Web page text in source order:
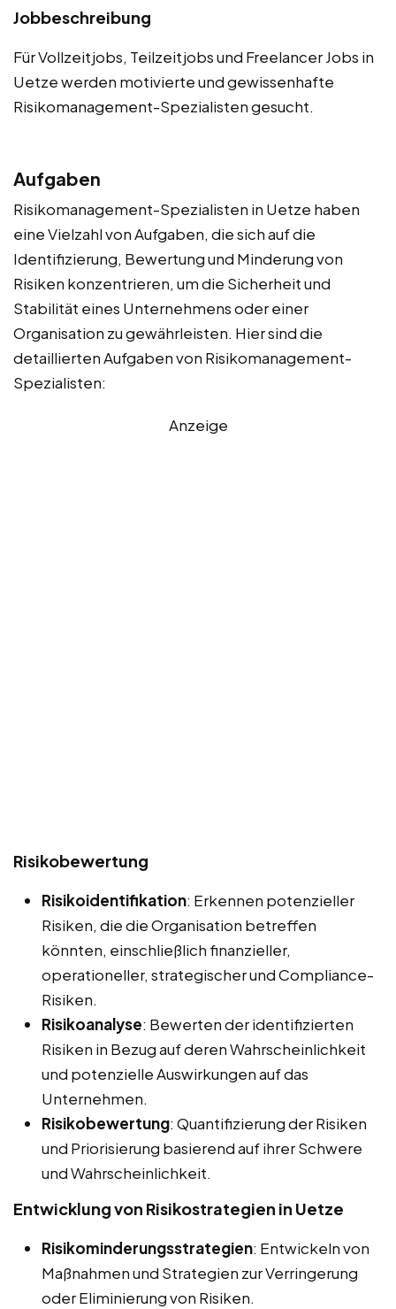
Jobbeschreibung
Für Vollzeitjobs, Teilzeitjobs und Freelancer Jobs in
Uetze werden motivierte und gewissenhafte
Risikomanagement-Spezialisten gesucht.
Aufgaben
Risikomanagement-Spezialisten in Uetze haben
eine Vielzahl von Aufgaben, die sich auf die
Identifizierung, Bewertung und Minderung von
Risiken konzentrieren, um die Sicherheit und
Stabilität eines Unternehmens oder einer
Organisation zu gewährleisten. Hier sind die
detaillierten Aufgaben von Risikomanagement-
Spezialisten:
Anzeige
Risikobewertung
Risikoidentifikation: Erkennen potenzieller
Risiken, die die Organisation betreffen
könnten, einschließlich finanzieller,
operationeller, strategischer und Compliance-
Risiken.
Risikoanalyse: Bewerten der identifizierten
Risiken in Bezug auf deren Wahrscheinlichkeit
und potenzielle Auswirkungen auf das
Unternehmen.
Risikobewertung: Quantifizierung der Risiken
und Priorisierung basierend auf ihrer Schwere
und Wahrscheinlichkeit.
Entwicklung von Risikostrategien in Uetze
Risikominderungsstrategien: Entwickeln von
Maßnahmen und Strategien zur Verringerung
oder Eliminierung von Risiken.